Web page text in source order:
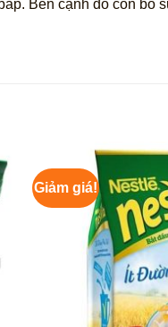
Bên cạnh đó còn bổ
Giảm giá!